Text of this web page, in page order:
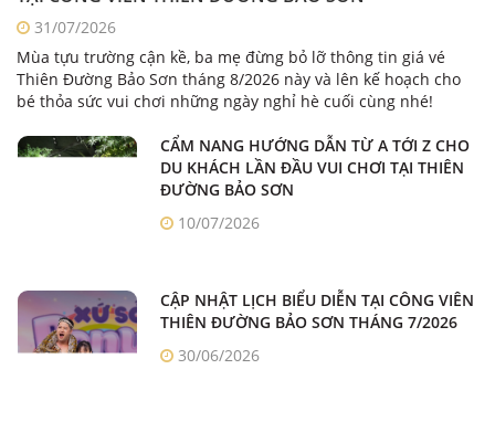
31/07/2026
Mùa tựu trường cận kề, ba mẹ đừng bỏ lỡ thông tin giá vé
Thiên Đường Bảo Sơn tháng 8/2026 này và lên kế hoạch cho
bé thỏa sức vui chơi những ngày nghỉ hè cuối cùng nhé!
CẨM NANG HƯỚNG DẪN TỪ A TỚI Z CHO
DU KHÁCH LẦN ĐẦU VUI CHƠI TẠI THIÊN
ĐƯỜNG BẢO SƠN
10/07/2026
CẬP NHẬT LỊCH BIỂU DIỄN TẠI CÔNG VIÊN
THIÊN ĐƯỜNG BẢO SƠN THÁNG 7/2026
30/06/2026